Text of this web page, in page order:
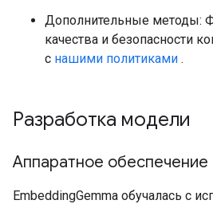
Дополнительные методы:
качества и безопасности
с нашими политиками .
Разработка модели
Аппаратное обеспечение
EmbeddingGemma обучалась с